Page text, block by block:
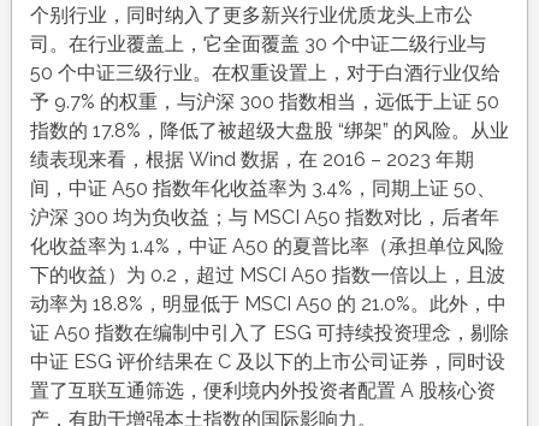
个别行业，同时纳入了更多新兴行业优质龙头上市公
司。在行业覆盖上，它全面覆盖 30 个中证二级行业与
50 个中证三级行业。在权重设置上，对于白酒行业仅给
予 9.7% 的权重，与沪深 300 指数相当，远低于上证 50
指数的 17.8%，降低了被超级大盘股 “绑架” 的风险。从业
绩表现来看，根据 Wind 数据，在 2016 – 2023 年期
间，中证 A50 指数年化收益率为 3.4%，同期上证 50、
沪深 300 均为负收益；与 MSCI A50 指数对比，后者年
化收益率为 1.4%，中证 A50 的夏普比率（承担单位风险
下的收益）为 0.2，超过 MSCI A50 指数一倍以上，且波
动率为 18.8%，明显低于 MSCI A50 的 21.0%。此外，中
证 A50 指数在编制中引入了 ESG 可持续投资理念，剔除
中证 ESG 评价结果在 C 及以下的上市公司证券，同时设
置了互联互通筛选，便利境内外投资者配置 A 股核心资
产，有助于增强本土指数的国际影响力。